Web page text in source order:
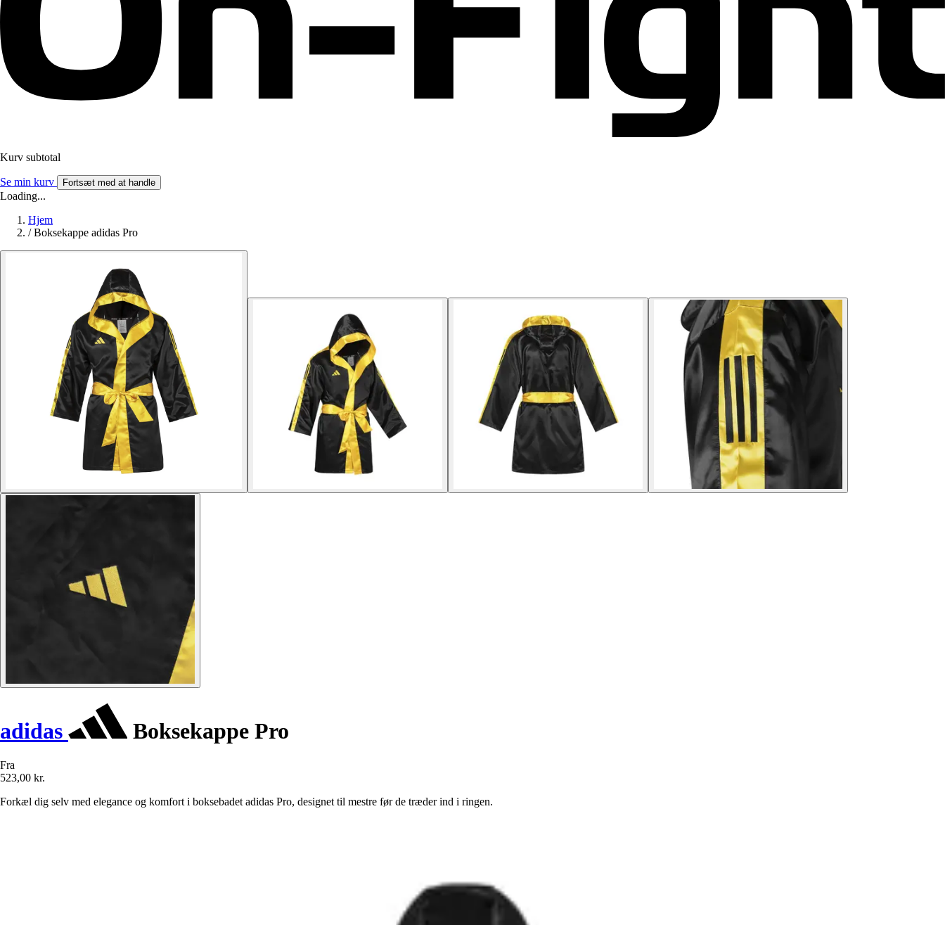
Kurv subtotal
Se min kurv Fortsæt med at handle
Loading...
Hjem
/ Boksekappe adidas Pro
adidas Boksekappe Pro
Fra
523,00 kr.
Forkæl dig selv med elegance og komfort i boksebadet adidas Pro, designet til mestre før de træder ind i ringen.